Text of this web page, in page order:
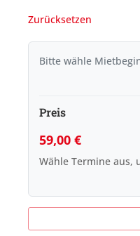
Zurücksetzen
Bitte wähle
Preis
59,00€
Wähle Termine aus,